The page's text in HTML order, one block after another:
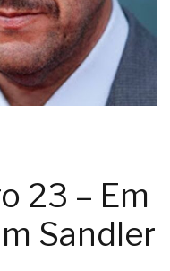
23 – Em
Sandler